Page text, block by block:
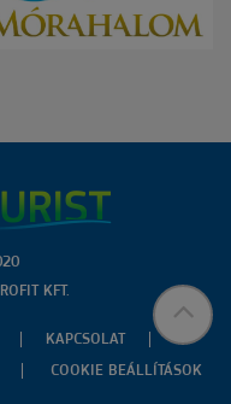
KFT.
KAPCSOLAT
COOKIE BEÁLLÍTÁSOK